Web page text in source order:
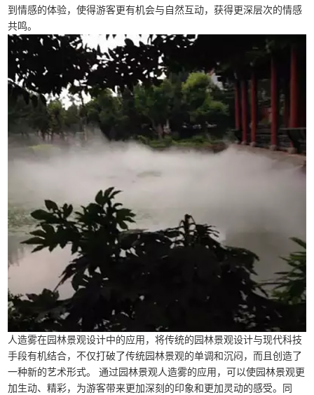
到情感的体验，使得游客更有机会与自然互动，获得更深层次的情感
共鸣。
人造雾在园林景观设计中的应用，将传统的园林景观设计与现代科技
手段有机结合，不仅打破了传统园林景观的单调和沉闷，而且创造了
一种新的艺术形式。 通过园林景观人造雾的应用，可以使园林景观更
加生动、精彩，为游客带来更加深刻的印象和更加灵动的感受。同